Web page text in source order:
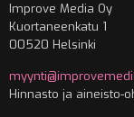
Improve Media Oy
Kuortaneenkatu 1
00520 Helsinki
Hinnasto ja aineisto-